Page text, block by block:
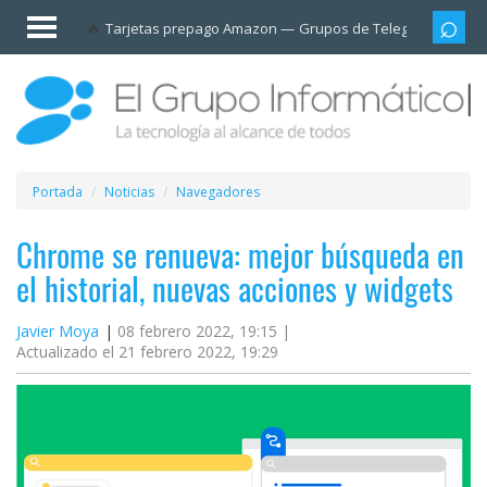
Tarjetas prepago Amazon Grupos de Telegram
Invitado
Iniciar
sesión /
Registrarse
Esenciales
Móviles
Ofertas
Apps
Redes
Plataformas
Portada Noticias Navegadores
Chrome se renueva: mejor búsqueda en
el historial, nuevas acciones y widgets
Javier Moya
08 febrero 2022, 19:15 |
Actualizado el 21 febrero 2022, 19:29